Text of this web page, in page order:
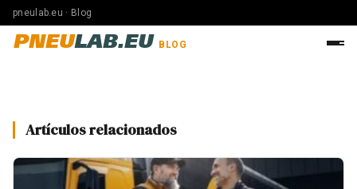
pneulab.eu · Blog
PNEULAB.EU BLOG
Artículos relacionados